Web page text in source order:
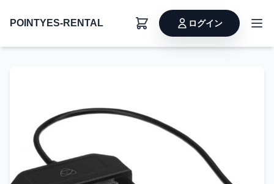
POINTYES-RENTAL ログイン